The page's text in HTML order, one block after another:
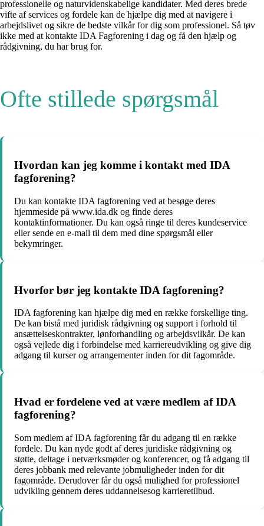
professionelle og naturvidenskabelige kandidater. Med deres brede
vifte af services og fordele kan de hjælpe dig med at navigere i
arbejdslivet og sikre de bedste vilkår for dig som professionel. Så tøv
ikke med at kontakte IDA Fagforening i dag og få den hjælp og
rådgivning, du har brug for.
Ofte stillede spørgsmål
Hvordan kan jeg komme i kontakt med IDA
fagforening?
Du kan kontakte IDA fagforening ved at besøge deres
hjemmeside på www.ida.dk og finde deres
kontaktinformationer. Du kan også ringe til deres kundeservice
eller sende en e-mail til dem med dine spørgsmål eller
bekymringer.
Hvorfor bør jeg kontakte IDA fagforening?
IDA fagforening kan hjælpe dig med en række forskellige ting.
De kan bistå med juridisk rådgivning og support i forhold til
ansættelseskontrakter, lønforhandling og arbejdsvilkår. De kan
også vejlede dig i forbindelse med karriereudvikling og give dig
adgang til kurser og arrangementer inden for dit fagområde.
Hvad er fordelene ved at være medlem af IDA
fagforening?
Som medlem af IDA fagforening får du adgang til en række
fordele. Du kan nyde godt af deres juridiske rådgivning og
støtte, deltage i netværksmøder og konferencer, og få adgang til
deres jobbank med relevante jobmuligheder inden for dit
fagområde. Derudover får du også mulighed for professionel
udvikling gennem deres uddannelsesog karrieretilbud.